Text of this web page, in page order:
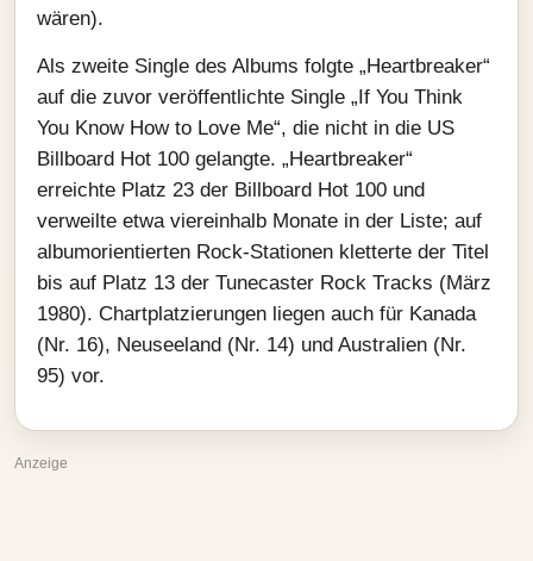
wären).
Als zweite Single des Albums folgte „Heartbreaker“
auf die zuvor veröffentlichte Single „If You Think
You Know How to Love Me“, die nicht in die US
Billboard Hot 100 gelangte. „Heartbreaker“
erreichte Platz 23 der Billboard Hot 100 und
verweilte etwa viereinhalb Monate in der Liste; auf
albumorientierten Rock‑Stationen kletterte der Titel
bis auf Platz 13 der Tunecaster Rock Tracks (März
1980). Chartplatzierungen liegen auch für Kanada
(Nr. 16), Neuseeland (Nr. 14) und Australien (Nr.
95) vor.
Anzeige